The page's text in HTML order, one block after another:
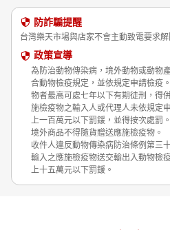
防詐騙提醒
台灣樂天市場與店家不會主動致電要求
政策宣導
為防治動物傳染病，境外動物或動物
合動物檢疫規定，並依規定申請檢疫
物者最高可處七年以下有期徒刑，得
施檢疫物之輸入人或代理人未依規定
上一百萬元以下罰鍰，並得按次處罰。
境外商品不得隨貨贈送應施檢疫物。
收件人違反動物傳染病防治條例第三
輸入之應施檢疫物送交輸出入動物檢
上十五萬元以下罰鍰。